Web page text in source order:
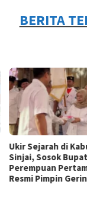
BERITA
Ukir Sejarah di
Sinjai, Sosok
Perempuan
Resmi Pimpin